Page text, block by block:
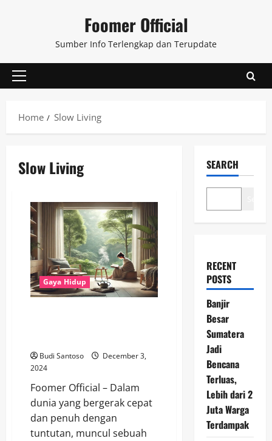
Foomer Official
Sumber Info Terlengkap dan Terupdate
Primary
Home
Slow Living
Slow Living
Gaya Hidup
Budi Santoso
December 3,
2024
Foomer Official – Dalam
dunia yang bergerak cepat
dan penuh dengan
tuntutan, muncul sebuah
SEARCH
RECENT
POSTS
Banjir
Besar
Sumatera
Jadi
Bencana
Terluas,
Lebih dari 2
Juta Warga
Terdampak